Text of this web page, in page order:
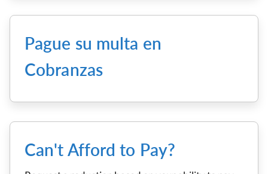
Pague su multa en
Cobranzas
Can't Afford to Pay?